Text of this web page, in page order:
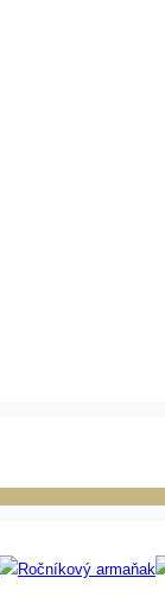
Ročníkový armaňak